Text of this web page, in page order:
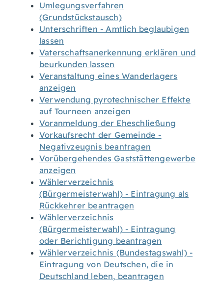
Umlegungsverfahren
(Grundstückstausch)
Unterschriften - Amtlich beglaubigen
lassen
Vaterschaftsanerkennung erklären und
beurkunden lassen
Veranstaltung eines Wanderlagers
anzeigen
Verwendung pyrotechnischer Effekte
auf Tourneen anzeigen
Voranmeldung der Eheschließung
Vorkaufsrecht der Gemeinde -
Negativzeugnis beantragen
Vorübergehendes Gaststättengewerbe
anzeigen
Wählerverzeichnis
(Bürgermeisterwahl) - Eintragung als
Rückkehrer beantragen
Wählerverzeichnis
(Bürgermeisterwahl) - Eintragung
oder Berichtigung beantragen
Wählerverzeichnis (Bundestagswahl) -
Eintragung von Deutschen, die in
Deutschland leben, beantragen